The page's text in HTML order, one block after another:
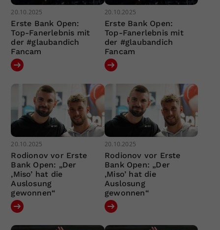
20.10.2025
Erste Bank Open:
Top-Fanerlebnis mit
der #glaubandich
Fancam
20.10.2025
Erste Bank Open:
Top-Fanerlebnis mit
der #glaubandich
Fancam
20.10.2025
Rodionov vor Erste
Bank Open: „Der
‚Miso’ hat die
Auslosung
gewonnen“
20.10.2025
Rodionov vor Erste
Bank Open: „Der
‚Miso’ hat die
Auslosung
gewonnen“